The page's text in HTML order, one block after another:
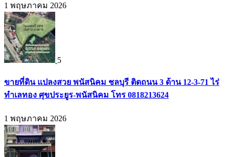
1 พฤษภาคม 2026
5
ขายที่ดิน แปลงสวย พนัสนิคม ชลบุรี ติดถนน 3 ด้าน 12-3-71 ไร่
ทำเลทอง ศุขประยูร-พนัสนิคม โทร 0818213624
1 พฤษภาคม 2026